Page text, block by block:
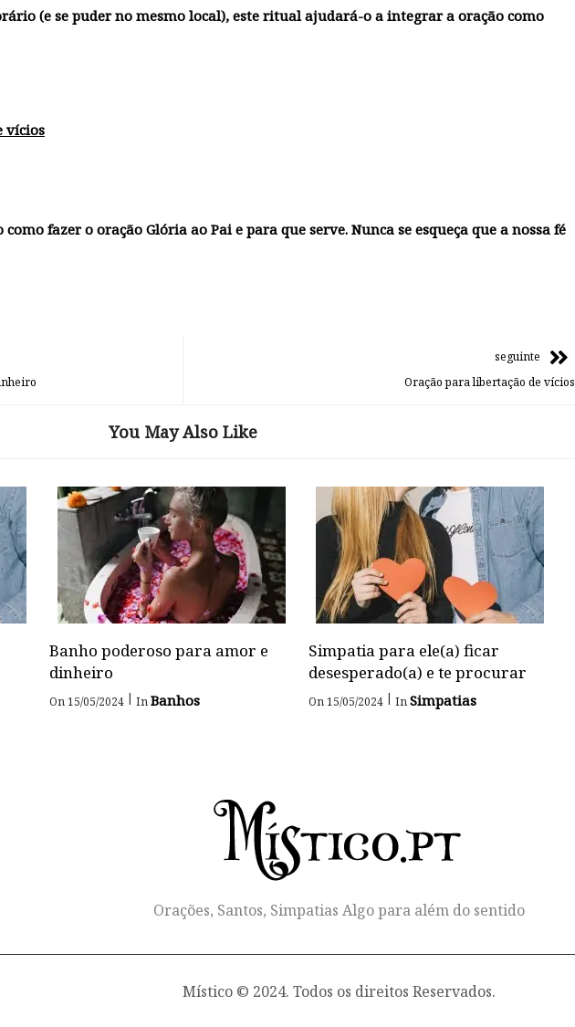
(e se puder no mesmo local), este ritual ajudará-o a integrar a oração como
vícios
como fazer o oração Glória ao Paie para que serve. Nunca se esqueça que a nossa fé
seguinte
Oração para libertação de vícios
You May Also Like
Banho poderoso para amor e
dinheiro
On 15/05/2024 | InBanhos
Simpatia para ele(a) ficar
desesperado(a) e te procurar
On 15/05/2024 | InSimpatias
Orações, Santos, Simpatias Algo para além do sentido
Místico © 2024. Todos os direitos Reservados.